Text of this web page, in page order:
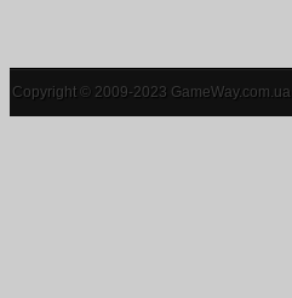
Copyright © 2009-2023 GameWay.com.ua